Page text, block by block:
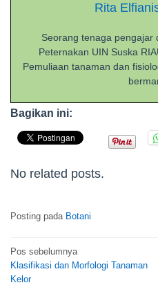
Rita
Seorang tenaga pengajar
Peternakan UIN Suska
Pemuliaan tanaman dan
Bagikan ini:
No related posts.
Posting pada Botani
Navigasi
pos
Pos sebelumnya
Klasifikasi dan Morfologi Tanaman
Kelor